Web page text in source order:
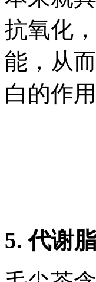
抗氧化
能，从
白的作用
5. 代谢